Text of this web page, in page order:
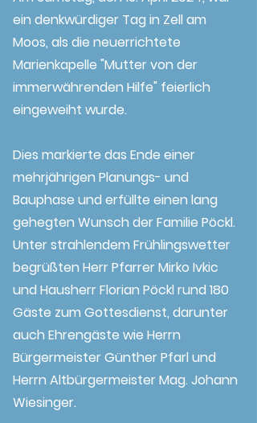
ein denkwürdiger Tag in Zell am
Moos, als die neuerrichtete
Marienkapelle "Mutter von der
immerwährenden Hilfe" feierlich
eingeweiht wurde.
Dies markierte das Ende einer
mehrjährigen Planungs- und
Bauphase und erfüllte einen lang
gehegten Wunsch der Familie Pöckl.
Unter strahlendem Frühlingswetter
begrüßten Herr Pfarrer Mirko Ivkic
und Hausherr Florian Pöckl rund 180
Gäste zum Gottesdienst, darunter
auch Ehrengäste wie Herrn
Bürgermeister Günther Pfarl und
Herrn Altbürgermeister Mag. Johann
Wiesinger.